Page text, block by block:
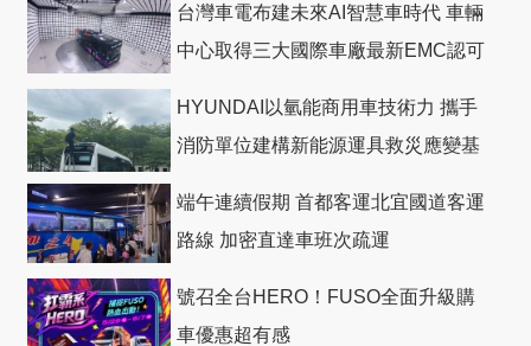
台灣車電布建未來AI智慧車時代 車輛
中心取得三大國際車廠最新EMC認可
HYUNDAI以氫能商用車技術力 攜手
消防單位建構新能源運具救災應變基
端午連續假期 首都客運北宜國道客運
路線 加密直達車班次疏運
號召全台HERO！FUSO全面升級購
車優惠超有感